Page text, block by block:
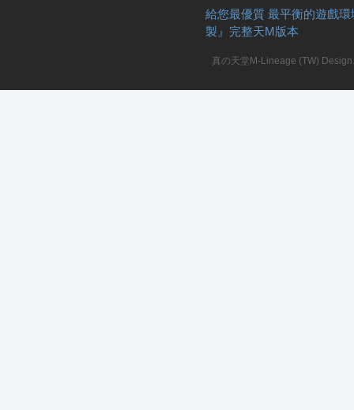
給您最優質 最平衡的遊戲
製』完整天M版本
真の天堂M-Lineage (TW)